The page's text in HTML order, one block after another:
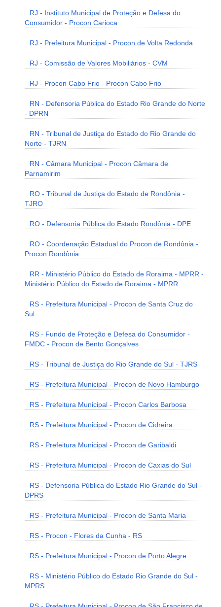
RJ - Instituto Municipal de Proteção e Defesa do
Consumidor - Procon Carioca
RJ - Prefeitura Municipal - Procon de Volta Redonda
RJ - Comissão de Valores Mobiliários - CVM
RJ - Procon Cabo Frio - Procon Cabo Frio
RN - Defensoria Pública do Estado Rio Grande do Norte
- DPRN
RN - Tribunal de Justiça do Estado do Rio Grande do
Norte - TJRN
RN - Câmara Municipal - Procon Câmara de
Parnamirim
RO - Tribunal de Justiça do Estado de Rondônia -
TJRO
RO - Defensoria Pública do Estado Rondônia - DPE
RO - Coordenação Estadual do Procon de Rondônia -
Procon Rondônia
RR - Ministério Público do Estado de Roraima - MPRR -
Ministério Público do Estado de Roraima - MPRR
RS - Prefeitura Municipal - Procon de Santa Cruz do
Sul
RS - Fundo de Proteção e Defesa do Consumidor -
FMDC - Procon de Bento Gonçalves
RS - Tribunal de Justiça do Rio Grande do Sul - TJRS
RS - Prefeitura Municipal - Procon de Novo Hamburgo
RS - Prefeitura Municipal - Procon Carlos Barbosa
RS - Prefeitura Municipal - Procon de Cidreira
RS - Prefeitura Municipal - Procon de Garibaldi
RS - Prefeitura Municipal - Procon de Caxias do Sul
RS - Defensoria Pública do Estado Rio Grande do Sul -
DPRS
RS - Prefeitura Municipal - Procon de Santa Maria
RS - Procon - Flores da Cunha - RS
RS - Prefeitura Municipal - Procon de Porto Alegre
RS - Ministério Público do Estado Rio Grande do Sul -
MPRS